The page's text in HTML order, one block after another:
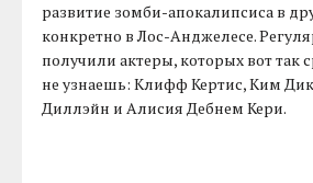
развитие зомби-апокалипсиса в
конкретно в Лос-Анджелесе.
получили актеры, которых вот так
не узнаешь: Клифф Кертис, Ким
Диллэйн и Алисия Дебнем Кери.